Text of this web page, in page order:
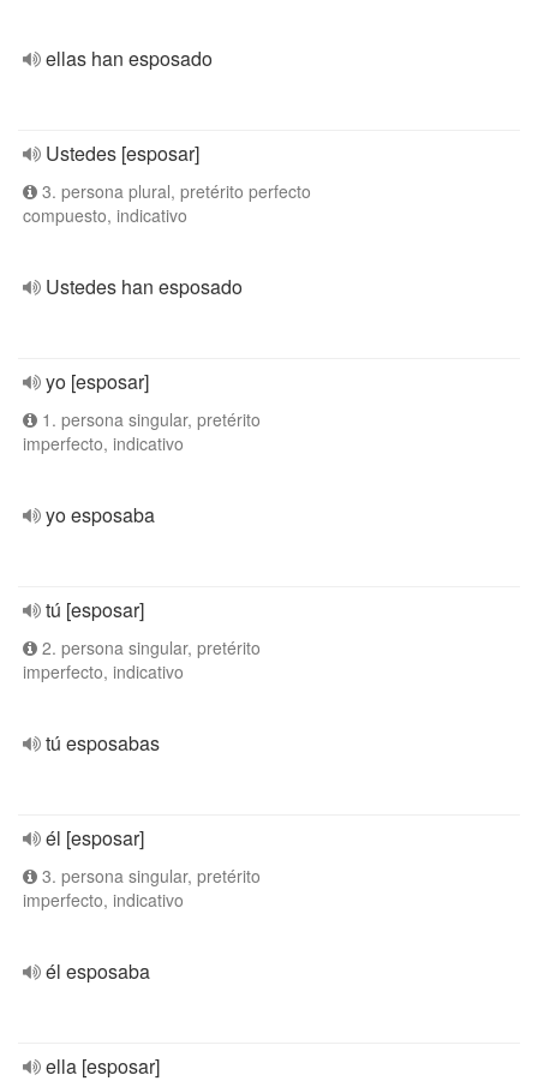
ellas han esposado
Ustedes [esposar]
3. persona plural, pretérito perfecto
compuesto, indicativo
Ustedes han esposado
yo [esposar]
1. persona singular, pretérito
imperfecto, indicativo
yo esposaba
tú [esposar]
2. persona singular, pretérito
imperfecto, indicativo
tú esposabas
él [esposar]
3. persona singular, pretérito
imperfecto, indicativo
él esposaba
ella [esposar]